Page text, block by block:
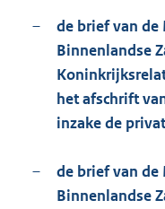
–
de brief van de
Binnenlandse
het afschrift
inzake de
–
de brief van de
Binnenlandse